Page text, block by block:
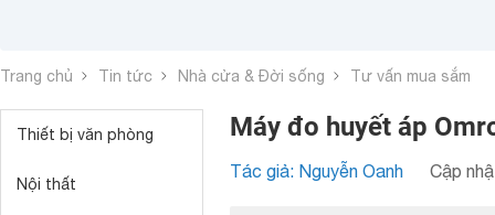
Trang chủ Tin tức Nhà cửa & Đời sống Tư vấn mua sắm
Thiết bị văn phòng
Nội thất
Máy đo huyết áp
Tác giả: Nguyễn Oanh Cập